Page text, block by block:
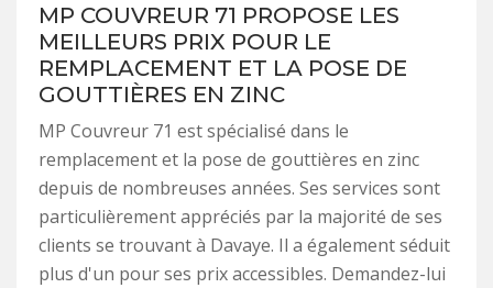
MP COUVREUR 71 PROPOSE LES
MEILLEURS PRIX POUR LE
REMPLACEMENT ET LA POSE DE
GOUTTIÈRES EN ZINC
MP Couvreur 71 est spécialisé dans le
remplacement et la pose de gouttières en zinc
depuis de nombreuses années. Ses services sont
particulièrement appréciés par la majorité de ses
clients se trouvant à Davaye. Il a également séduit
plus d'un pour ses prix accessibles. Demandez-lui